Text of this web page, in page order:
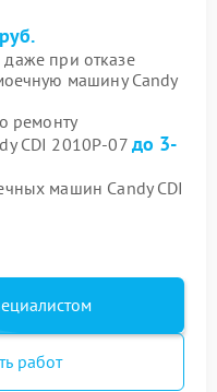
даже при отказе
машину Candy
ремонту
CDI 2010P-07 до 3-
машин Candy CDI
работ